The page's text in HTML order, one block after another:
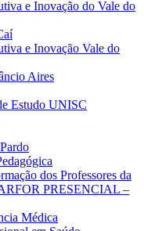
e Inovação do Vale do
e Inovação Vale do
Aires
Estudo UNISC
dos Professores da
PRESENCIAL –
Médica